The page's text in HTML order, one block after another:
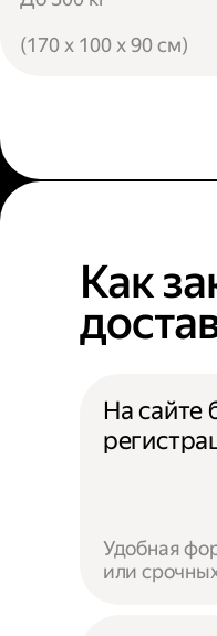
(170 x 100 x 90 см)
Как
На сайте
Удобная
или